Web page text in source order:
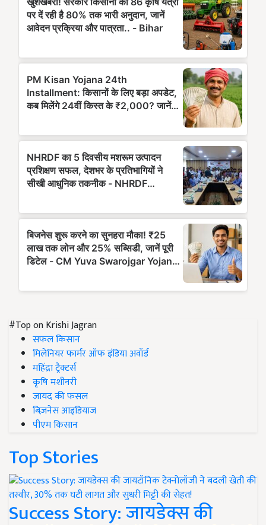
#Top on Krishi Jagran
सफल किसान
मिलेनियर फार्मर ऑफ इंडिया अवॉर्ड
महिंद्रा ट्रैक्टर्स
कृषि मशीनरी
जायद की फसल
बिज़नेस आइडियाज
पीएम किसान
Top Stories
Success Story: जायडेक्स की